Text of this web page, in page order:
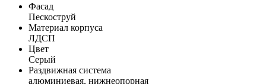
Фасад
Пескоструй
Материал корпуса
ЛДСП
Цвет
Серый
Раздвижная система
алюминиевая, нижнеопорная